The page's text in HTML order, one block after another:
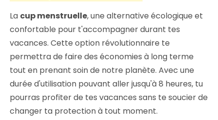
La cup menstruelle, une alternative écologique et
confortable pour t'accompagner durant tes
vacances. Cette option révolutionnaire te
permettra de faire des économies à long terme
tout en prenant soin de notre planète. Avec une
durée d'utilisation pouvant aller jusqu'à 8 heures, tu
pourras profiter de tes vacances sans te soucier de
changer ta protection à tout moment.